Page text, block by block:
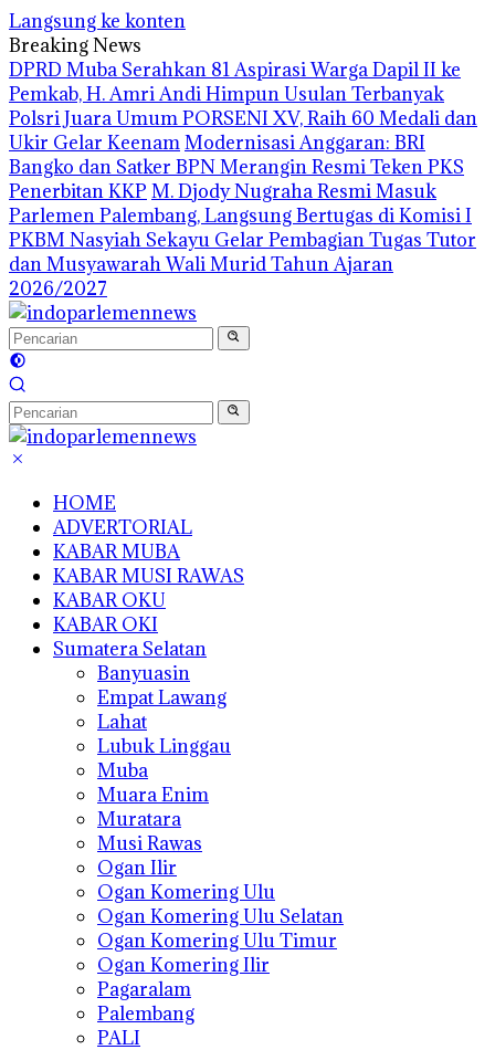
Langsung ke konten
Breaking News
DPRD Muba Serahkan 81 Aspirasi Warga Dapil II ke
Pemkab, H. Amri Andi Himpun Usulan Terbanyak
Polsri Juara Umum PORSENI XV, Raih 60 Medali dan
Ukir Gelar KeenamModernisasi Anggaran: BRI
Bangko dan Satker BPN Merangin Resmi Teken PKS
Penerbitan KKP M. Djody Nugraha Resmi Masuk
Parlemen Palembang, Langsung Bertugas di Komisi I
PKBM Nasyiah Sekayu Gelar Pembagian Tugas Tutor
dan Musyawarah Wali Murid Tahun Ajaran
2026/2027
HOME
ADVERTORIAL
KABAR MUBA
KABAR MUSI RAWAS
KABAR OKU
KABAR OKI
Sumatera Selatan
Banyuasin
Empat Lawang
Lahat
Lubuk Linggau
Muba
Muara Enim
Muratara
Musi Rawas
Ogan Ilir
Ogan Komering Ulu
Ogan Komering Ulu Selatan
Ogan Komering Ulu Timur
Ogan Komering Ilir
Pagaralam
Palembang
PALI